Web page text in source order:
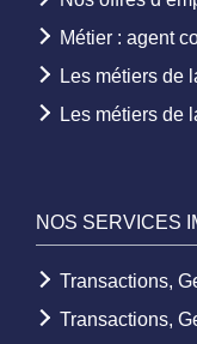
Métier : agent
Les métiers de
Les métiers de
NOS SERVICES
Transactions,
Transactions,